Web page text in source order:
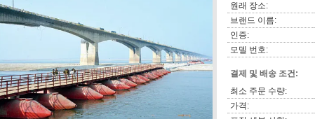
원래 장소:
브랜드 이름:
인증:
모델 번호:
결제 및 배송 조건:
최소 주문 수량:
가격: